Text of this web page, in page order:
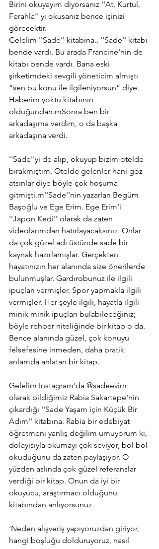
Birini okuyayım diyorsanız ''At, Kurtul,
Ferahla'' yı okusanız bence işinizi
görecektir.
Gelelim ''Sade'' kitabına.. ''Sade'' kitabı
bende vardı. Bu arada Francine'nin de
kitabı bende vardı. Bana eski
şirketimdeki sevgili yöneticim almıştı
“sen bu konu ile ilgileniyorsun” diye.
Haberim yoktu kitabının
olduğundan.mSonra ben bir
arkadaşıma verdim, o da başka
arkadaşına verdi.
''Sade''yi de alıp, okuyup bizim otelde
bırakmıştım. Otelde gelenler hani göz
atsınlar diye böyle çok hoşuma
gitmişti.m''Sade''nin yazarları Begüm
Başoğlu ve Ege Erim. Ege Erim'i
''Japon Kedi'' olarak da zaten
videolarımdan hatırlayacaksınız. Onlar
da çok güzel adı üstünde sade bir
kaynak hazırlamışlar. Gerçekten
hayatınızın her alanında size önerilerde
bulunmuşlar. Gardırobunuz ile ilgili
ipuçları vermişler. Spor yapmakla ilgili
vermişler. Her şeyle ilgili, hayatla ilgili
minik minik ipuçları bulabileceğiniz;
böyle rehber niteliğinde bir kitap o da.
Bence alanında güzel, çok konuyu
felsefesine inmeden, daha pratik
anlamda anlatan bir kitap.
Gelelim Instagram'da @sadeevim
olarak bildiğimiz Rabia Sakartepe'nin
çıkardığı ''Sade Yaşam için Küçük Bir
Adım'' kitabına. Rabia bir edebiyat
öğretmeni yanlış değilim umuyorum ki,
dolayısıyla okumayı çok seviyor, bol bol
okuduğunu da zaten paylaşıyor. O
yüzden aslında çok güzel referanslar
verdiği bir kitap. Onun da iyi bir
okuyucu, araştırmacı olduğunu
kitabından anlıyorsunuz.
'Neden alışveriş yapıyoruzdan giriyor,
hangi boşluğu dolduruyoruz, nasıl